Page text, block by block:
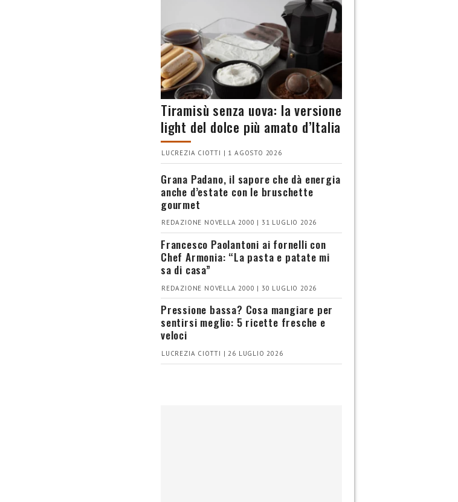
Tiramisù senza uova: la versione
light del dolce più amato d’Italia
LUCREZIA CIOTTI | 1 AGOSTO 2026
Grana Padano, il sapore che dà energia
anche d’estate con le bruschette
gourmet
REDAZIONE NOVELLA 2000 | 31 LUGLIO 2026
Francesco Paolantoni ai fornelli con
Chef Armonia: “La pasta e patate mi
sa di casa”
REDAZIONE NOVELLA 2000 | 30 LUGLIO 2026
Pressione bassa? Cosa mangiare per
sentirsi meglio: 5 ricette fresche e
veloci
LUCREZIA CIOTTI | 26 LUGLIO 2026